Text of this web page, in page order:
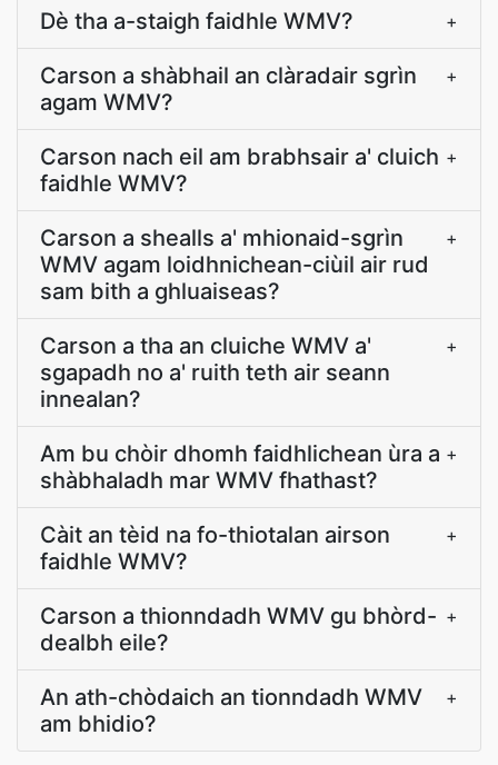
Dè tha a-staigh faidhle WMV? +
Carson a shàbhail an clàradair sgrìn
agam WMV?
+
Carson nach eil am brabhsair a' cluich
faidhle WMV?
+
Carson a shealls a' mhionaid-sgrìn
WMV agam loidhnichean-ciùil air rud
sam bith a ghluaiseas?
+
Carson a tha an cluiche WMV a'
sgapadh no a' ruith teth air seann
innealan?
+
Am bu chòir dhomh faidhlichean ùra a
shàbhaladh mar WMV fhathast?
+
Càit an tèid na fo-thiotalan airson
faidhle WMV?
+
Carson a thionndadh WMV gu bhòrd-
dealbh eile?
+
An ath-chòdaich an tionndadh WMV
am bhidio?
+